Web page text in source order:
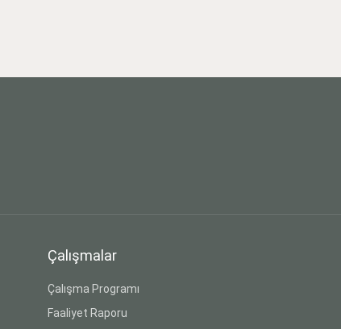
Çalışmalar
Çalışma Programı
Faaliyet Raporu